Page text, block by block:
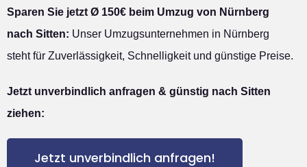
Sparen Sie jetzt Ø 150€ beim Umzug von Nürnberg
nach Sitten: Unser Umzugsunternehmen in Nürnberg
steht für Zuverlässigkeit, Schnelligkeit und günstige Preise.
Jetzt unverbindlich anfragen & günstig nach Sitten
ziehen:
Jetzt unverbindlich anfragen!